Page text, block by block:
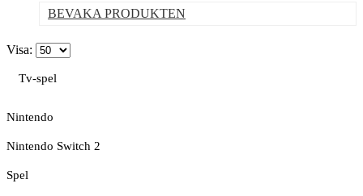
BEVAKA PRODUKTEN
Visa:
Tv-spel
Nintendo
Nintendo Switch 2
Spel